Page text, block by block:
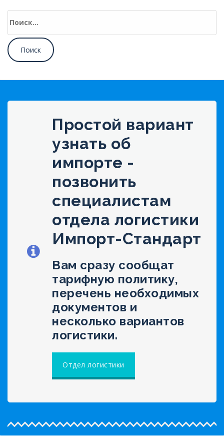
Простой вариант
узнать об
импорте -
позвонить
специалистам
отдела логистики
Импорт-Стандарт
Вам сразу сообщат
тарифную политику,
перечень необходимых
документов и
несколько вариантов
логистики.
Отдел логистики